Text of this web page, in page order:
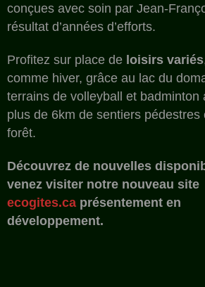
conçues avec soin par Jean-
résultat d’années d’efforts.
Profitez sur place de loisirs variés
comme hiver, grâce au lac du
terrains de volleyball et badminton
plus de 6km de sentiers pédestres
forêt.
Découvrez de nouvelles
venez visiter notre nouveau site
ecogites.ca présentement en
développement.